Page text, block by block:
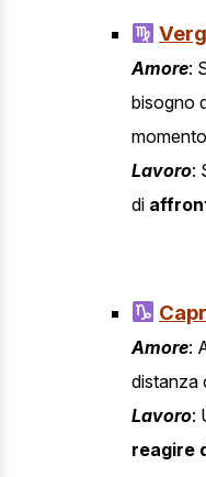
Amore:
bisogno
Lavoro:
di
Amore:
distanza
Lavoro:
reagire